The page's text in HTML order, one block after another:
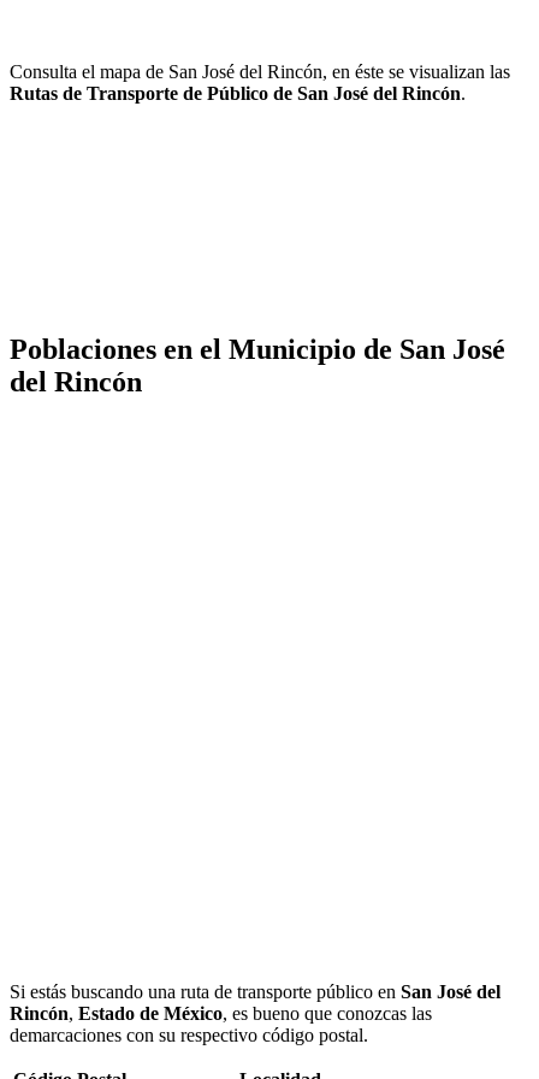
Consulta el mapa de San José del Rincón, en éste se visualizan las
Rutas de Transporte de Público de San José del Rincón.
Poblaciones en el Municipio de San José
del Rincón
Si estás buscando una ruta de transporte público en San José del
Rincón, Estado de México, es bueno que conozcas las
demarcaciones con su respectivo código postal.